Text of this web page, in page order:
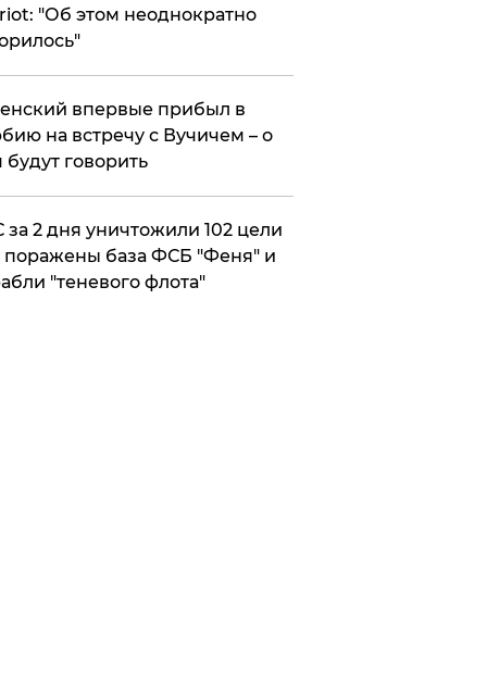
"Об этом неоднократно
впервые прибыл в
на встречу с Вучичем – о
будут говорить
за 2 дня уничтожили 102 цели
база ФСБ "Феня" и
"теневого флота"